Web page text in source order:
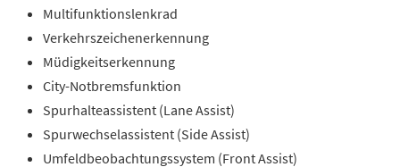
Multifunktionslenkrad
Verkehrszeichenerkennung
Müdigkeitserkennung
City-Notbremsfunktion
Spurhalteassistent (Lane Assist)
Spurwechselassistent (Side Assist)
Umfeldbeobachtungssystem (Front Assist)